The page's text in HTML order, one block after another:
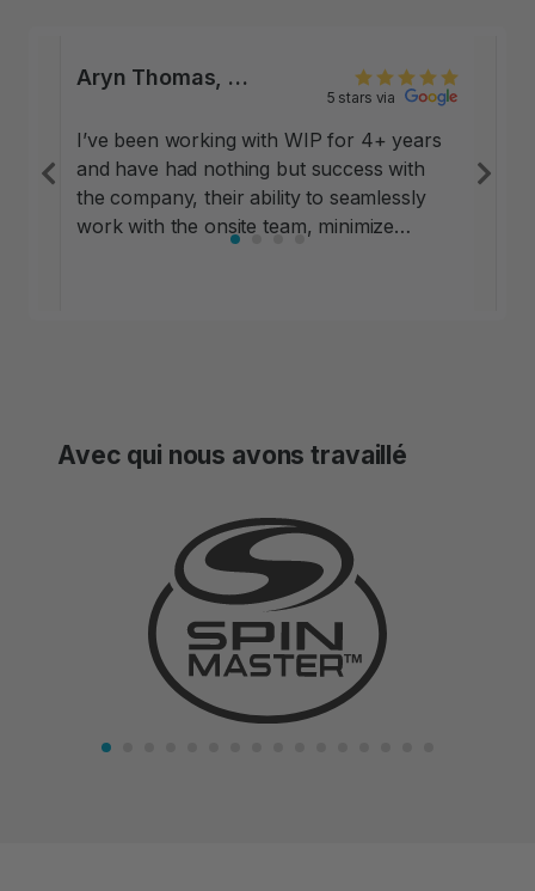
Aryn Thomas, Sr. Regional Property Manager, Greystar Owned Assets,
5 stars via
I’ve been working with WIP for 4+ years
and have had nothing but success with
the company, their ability to seamlessly
work with the onsite team, minimize
not currently doing so – it’s a win win!
Previous
Avec qui nous avons travaillé